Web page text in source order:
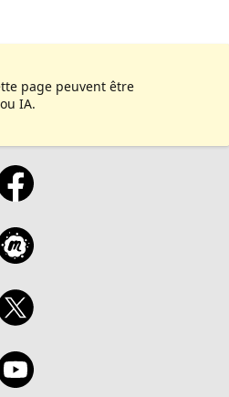
page peuvent être
IA.